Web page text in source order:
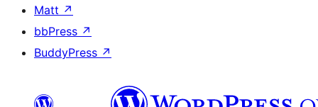
Matt ↗
bbPress ↗
BuddyPress ↗